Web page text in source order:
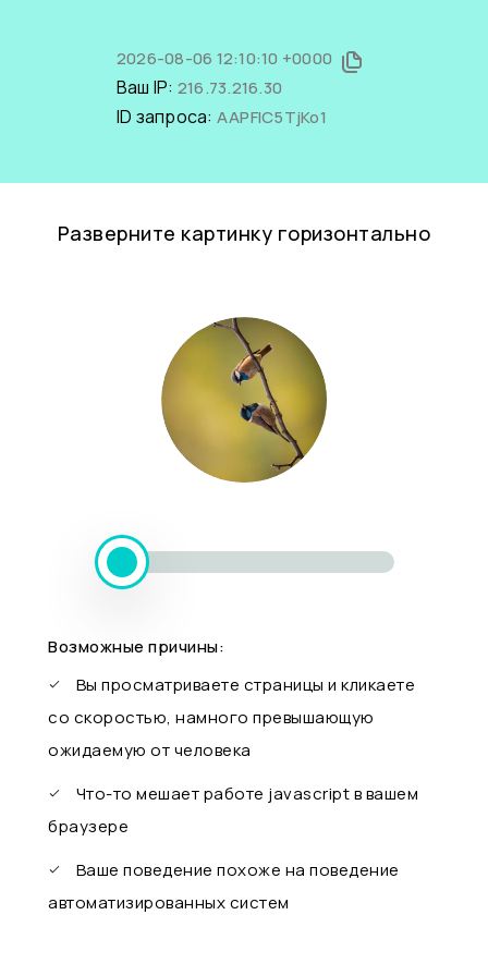
2026-08-06 12:10:10 +0000
Ваш IP: 216.73.216.30
ID запроса: AAPFIC5TjKo1
Разверните картинку горизонтально
Возможные причины:
Вы просматриваете страницы и кликаете
со скоростью, намного превышающую
ожидаемую от человека
Что-то мешает работе javascript в вашем
браузере
Ваше поведение похоже на поведение
автоматизированных систем